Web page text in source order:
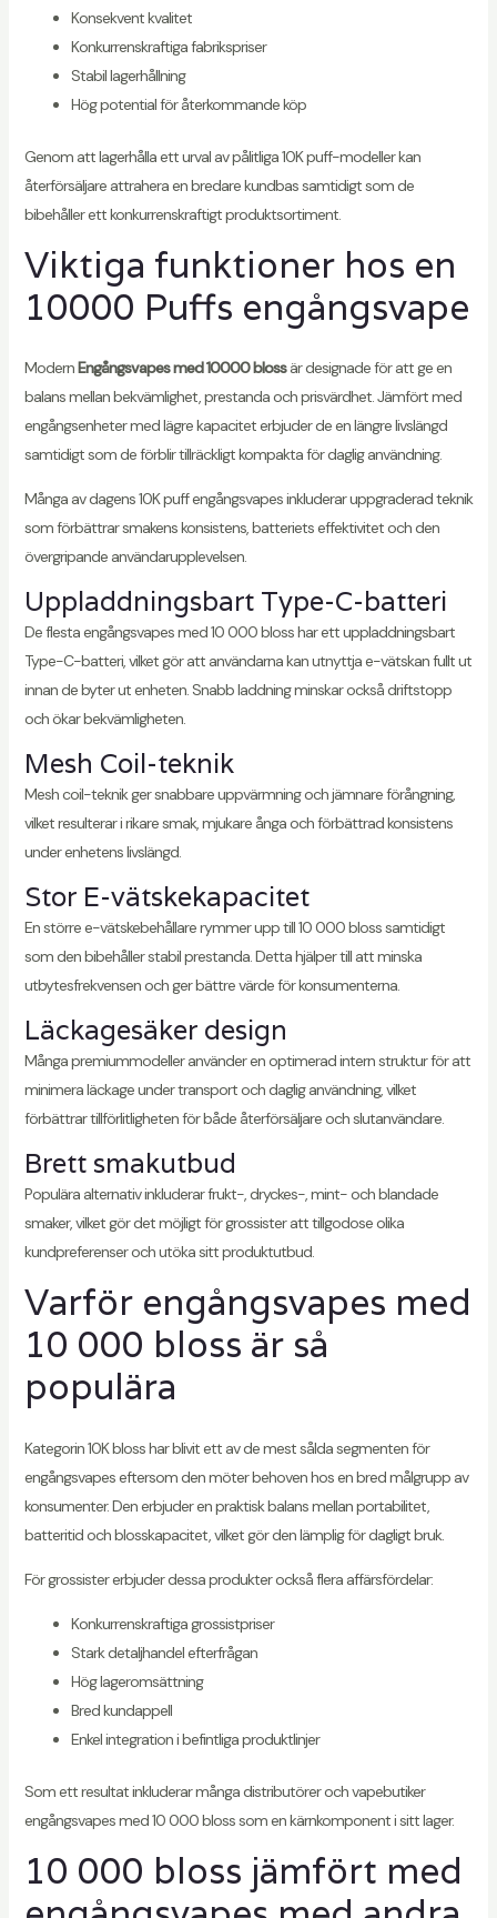
Konsekvent kvalitet
Konkurrenskraftiga fabrikspriser
Stabil lagerhållning
Hög potential för återkommande köp
Genom att lagerhålla ett urval av pålitliga 10K puff-modeller kan
återförsäljare attrahera en bredare kundbas samtidigt som de
bibehåller ett konkurrenskraftigt produktsortiment.
Viktiga funktioner hos en
10000 Puffs engångsvape
ModernEngångsvapes med 10000 blossär designade för att ge en
balans mellan bekvämlighet, prestanda och prisvärdhet. Jämfört med
engångsenheter med lägre kapacitet erbjuder de en längre livslängd
samtidigt som de förblir tillräckligt kompakta för daglig användning.
Många av dagens 10K puff engångsvapes inkluderar uppgraderad teknik
som förbättrar smakens konsistens, batteriets effektivitet och den
övergripande användarupplevelsen.
Uppladdningsbart Type-C-batteri
De flesta engångsvapes med 10 000 bloss har ett uppladdningsbart
Type-C-batteri, vilket gör att användarna kan utnyttja e-vätskan fullt ut
innan de byter ut enheten. Snabb laddning minskar också driftstopp
och ökar bekvämligheten.
Mesh Coil-teknik
Mesh coil-teknik ger snabbare uppvärmning och jämnare förångning,
vilket resulterar i rikare smak, mjukare ånga och förbättrad konsistens
under enhetens livslängd.
Stor E-vätskekapacitet
En större e-vätskebehållare rymmer upp till 10 000 bloss samtidigt
som den bibehåller stabil prestanda. Detta hjälper till att minska
utbytesfrekvensen och ger bättre värde för konsumenterna.
Läckagesäker design
Många premiummodeller använder en optimerad intern struktur för att
minimera läckage under transport och daglig användning, vilket
förbättrar tillförlitligheten för både återförsäljare och slutanvändare.
Brett smakutbud
Populära alternativ inkluderar frukt-, dryckes-, mint- och blandade
smaker, vilket gör det möjligt för grossister att tillgodose olika
kundpreferenser och utöka sitt produktutbud.
Varför engångsvapes med
10 000 bloss är så
populära
Kategorin 10K bloss har blivit ett av de mest sålda segmenten för
engångsvapes eftersom den möter behoven hos en bred målgrupp av
konsumenter. Den erbjuder en praktisk balans mellan portabilitet,
batteritid och blosskapacitet, vilket gör den lämplig för dagligt bruk.
För grossister erbjuder dessa produkter också flera affärsfördelar:
Konkurrenskraftiga grossistpriser
Stark detaljhandel efterfrågan
Hög lageromsättning
Bred kundappell
Enkel integration i befintliga produktlinjer
Som ett resultat inkluderar många distributörer och vapebutiker
engångsvapes med 10 000 bloss som en kärnkomponent i sitt lager.
10 000 bloss jämfört med